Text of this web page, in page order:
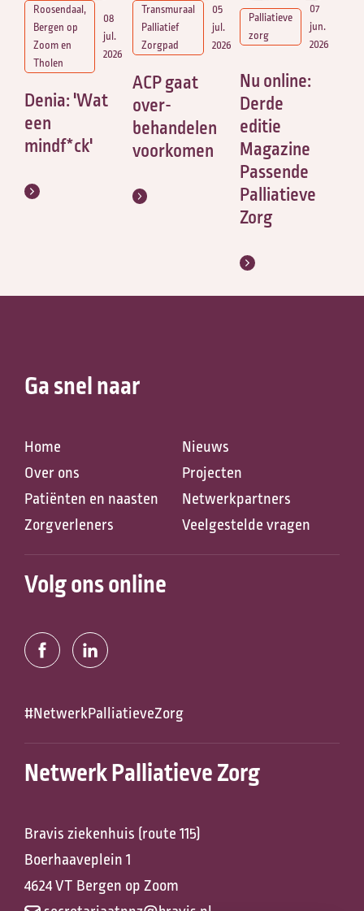
Roosendaal,
Bergen op
Zoom en
Tholen
08
jul.
2026
Denia: 'Wat
een
mindf*ck'
Transmuraal
Palliatief
Zorgpad
05
jul.
2026
ACP gaat
over-
behandelen
voorkomen
Palliatieve
zorg
07
jun.
2026
Nu online:
Derde
editie
Magazine
Passende
Palliatieve
Zorg
Ga snel naar
Home
Over ons
Patiënten en naasten
Zorgverleners
Nieuws
Projecten
Netwerkpartners
Veelgestelde vragen
Volg ons online
#NetwerkPalliatieveZorg
Netwerk Palliatieve Zorg
Bravis ziekenhuis (route 115)
Boerhaaveplein 1
4624 VT Bergen op Zoom